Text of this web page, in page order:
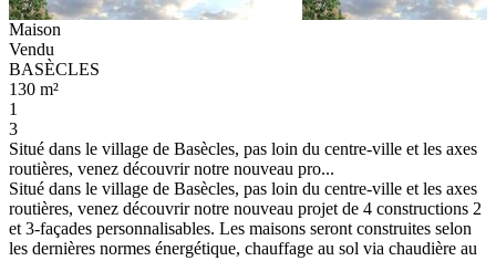
Maison
Vendu
BASÈCLES
130 m²
1
3
Situé dans le village de Basècles, pas loin du centre-ville et les axes
routières, venez découvrir notre nouveau pro...
Situé dans le village de Basècles, pas loin du centre-ville et les axes
routières, venez découvrir notre nouveau projet de 4 constructions 2
et 3-façades personnalisables. Les maisons seront construites selon
les dernières normes énergétique, chauffage au sol via chaudière au